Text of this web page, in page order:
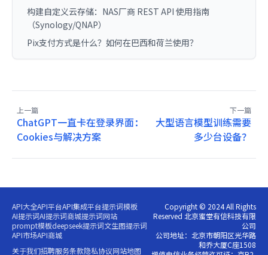
构建自定义云存储：NAS厂商 REST API 使用指南
（Synology/QNAP）
Pix支付方式是什么？如何在巴西和荷兰使用？
上一篇
ChatGPT一直卡在登录界面：
Cookies与解决方案
下一篇
大型语言模型训练需要
多少台设备？
API大全API平台API集成平台提示词模板
AI提示词AI提示词商城提示词网站
prompt模板deepseek提示词文生图提示词
API市场API商城
关于我们招聘服务条款隐私协议网站地图
Copyright © 2024 All Rights
Reserved 北京蜜堂有信科技有限
公司
公司地址：北京市朝阳区光华路
和乔大厦C座1508